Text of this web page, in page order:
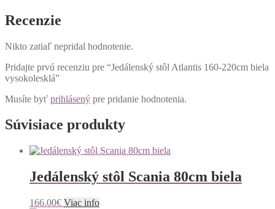
Recenzie
Nikto zatiaľ nepridal hodnotenie.
Pridajte prvú recenziu pre “Jedálenský stôl Atlantis 160-220cm biela
vysokolesklá”
Musíte byť prihlásený pre pridanie hodnotenia.
Súvisiace produkty
Jedálenský stôl Scania 80cm biela
166.00€ Viac info